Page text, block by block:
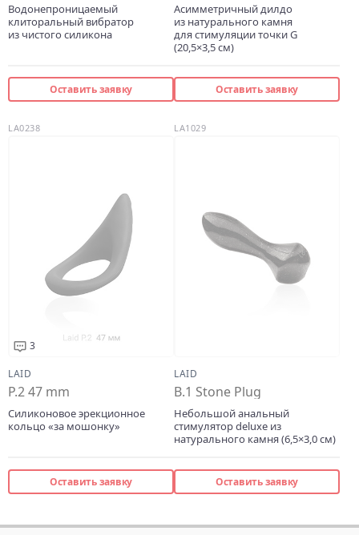
Водонепроницаемый
клиторальный вибратор
из чистого силикона
Оставить заявку
Асимметричный дилдо
из натурального камня
для стимуляции точки G
(20,5×3,5 см)
Оставить заявку
3
LAID
P.2 47 mm
Силиконовое эрекционное
кольцо «за мошонку»
LA0238
Оставить заявку
LAID
B.1 Stone Plug
Небольшой анальный
стимулятор deluxe из
натурального камня (6,5×3,0 см)
LA1029
Оставить заявку